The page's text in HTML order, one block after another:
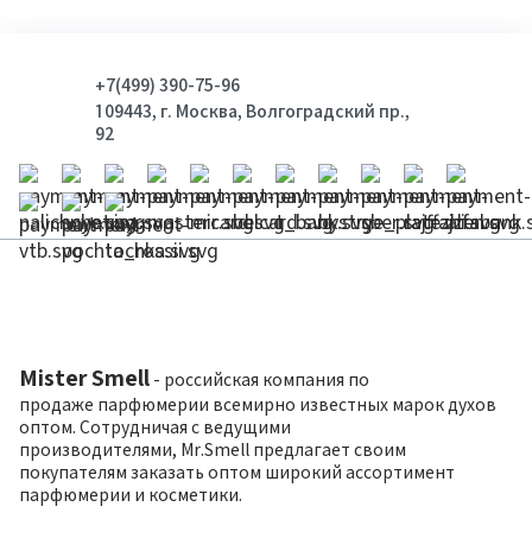
+7(499) 390-75-96
109443, г. Москва, Волгоградский пр.,
92
Mister Smell - российская компания по
продаже парфюмерии всемирно известных марок духов
оптом. Сотрудничая с ведущими
производителями, Mr.Smell предлагает своим
покупателям заказать оптом широкий ассортимент
парфюмерии и косметики.